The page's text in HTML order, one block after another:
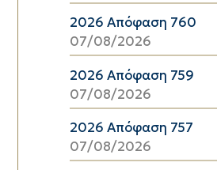
2026 Απόφαση 760
07/08/2026
2026 Απόφαση 759
07/08/2026
2026 Απόφαση 757
07/08/2026